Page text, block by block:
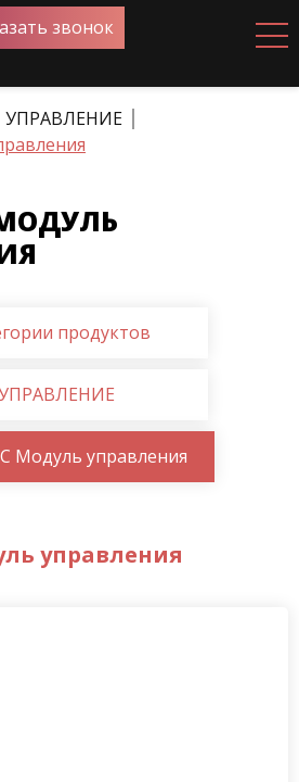
звонок
УПРАВЛЕНИЕ
продуктов
Модуль управления
управления